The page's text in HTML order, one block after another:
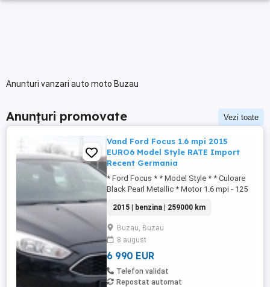
Anunturi vanzari auto moto Buzau
Anunțuri promovate Vezi toate
Vand Ford Focus 1.6 mpi 2015
EURO6 Model Style RATE Import
Recent Germania
* Ford Focus * * Model Style * * Culoare
Black Pearl Metallic * Motor 1.6 mpi - 125
viteze * Cornering lights * Daylight *
Sistem audio Navigatie Color Ford cd
mp3 Aux USB Card * Sistem audio cu 12
difuzoare * Tapiserie velur impecabila *
Incalzire ...
2015 | benzina | 259000 km
Buzau, Buzau
8 august
6 990 EUR
Telefon validat
Repostat automat